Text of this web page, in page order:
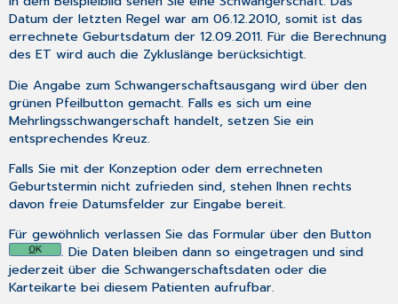
Datum der letzten Regel war am 06.12.2010, somit ist das
errechnete Geburtsdatum der 12.09.2011. Für die Berechnung
des ET wird auch die Zykluslänge berücksichtigt.
Die Angabe zum Schwangerschaftsausgang wird über den
grünen Pfeilbutton gemacht. Falls es sich um eine
Mehrlingsschwangerschaft handelt, setzen Sie ein
entsprechendes Kreuz.
Falls Sie mit der Konzeption oder dem errechneten
Geburtstermin nicht zufrieden sind, stehen Ihnen rechts
davon freie Datumsfelder zur Eingabe bereit.
Für gewöhnlich verlassen Sie das Formular über den Button
. Die Daten bleiben dann so eingetragen und sind
jederzeit über dieSchwangerschaftsdaten oder die
Karteikarte bei diesem Patienten aufrufbar.